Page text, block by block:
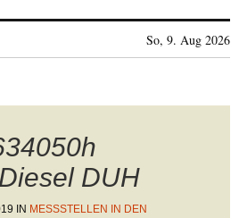
So, 9. Aug 2026
DUH
IN MESSSTELLEN IN DEN